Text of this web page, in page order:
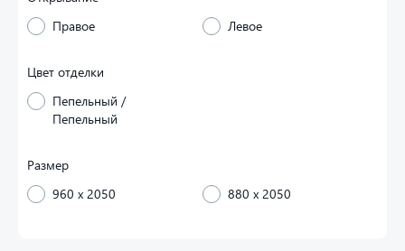
Правое
Левое
Цвет отделки
Пепельный /
Пепельный
Размер
960 x 2050
880 x 2050